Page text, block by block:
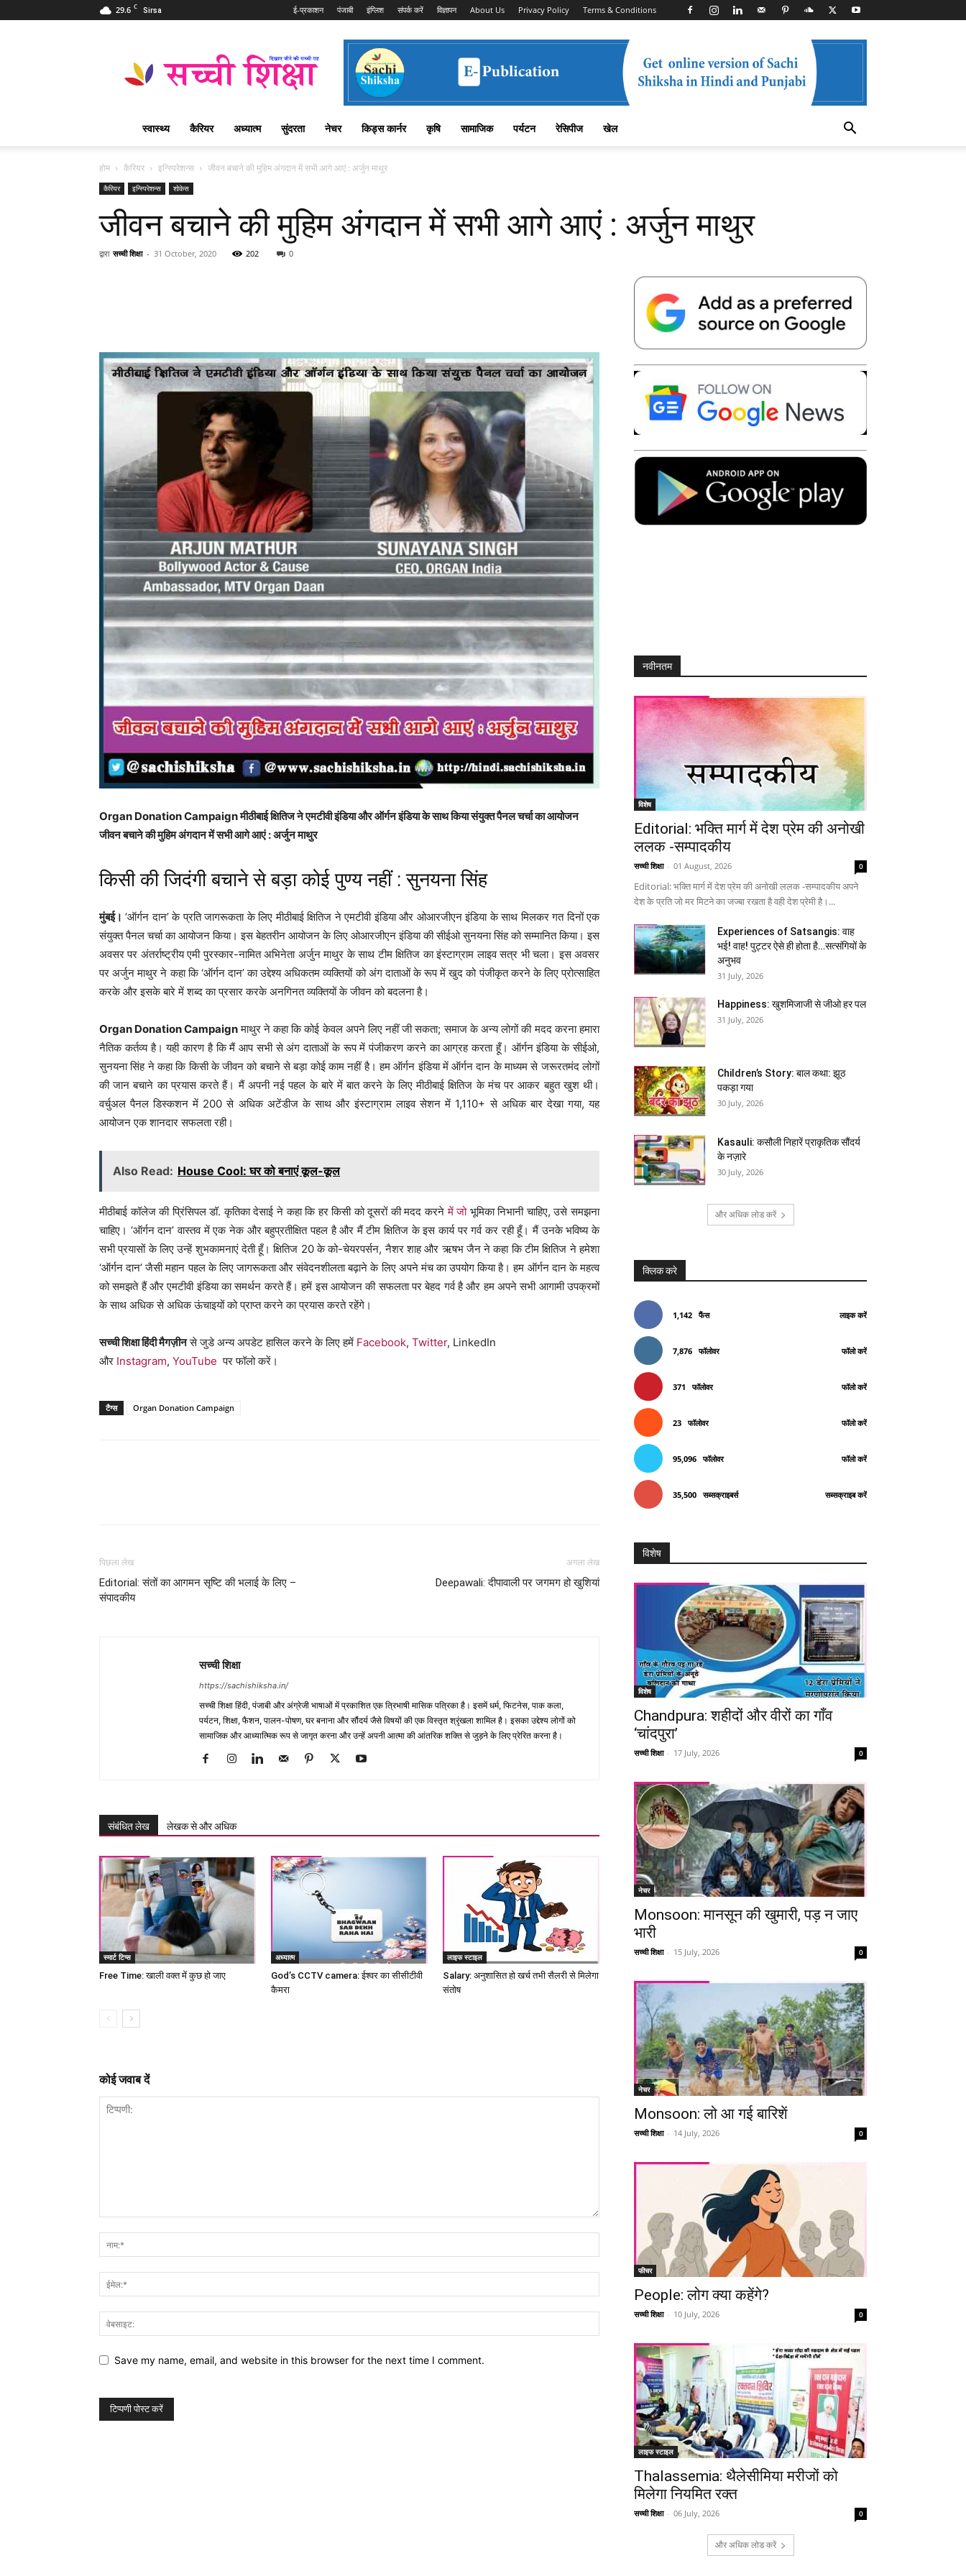
29.6 C Sirsa ई-प्रकाशन पंजाबी इंग्लिश संपर्क करें विज्ञापन About Us Privacy Policy Terms & Conditions
Shiksha
शिक्षा
पत्रिका
स्वास्थ्य कैरियर अध्यात्म सुंदरता नेचर किड्स कार्नर कृषि सामाजिक पर्यटन रेसिपीज खेल
होम कैरियर इन्स्पिरेशन्स जीवन बचाने की मुहिम अंगदान में सभी आगे आएं : अर्जुन माथुर
कैरियर इन्स्पिरेशन्स शोकेस
जीवन बचाने की मुहिम अंगदान में सभी आगे आएं : अर्जुन माथुर
द्वारा सच्ची शिक्षा - 31 October, 2020 202 0
Telegram Copy URL
Organ Donation Campaign मीठीबाई क्षितिज ने एमटीवी इंडिया और ऑर्गन इंडिया के साथ किया संयुक्त पैनल चर्चा का आयोजन
जीवन बचाने की मुहिम अंगदान में सभी आगे आएं : अर्जुन माथुर
किसी की जिदंगी बचाने से बड़ा कोई पुण्य नहीं : सुनयना सिंह
मुंबई। ‘ऑर्गन दान’ के प्रति जागरूकता के लिए मीठीबाई क्षितिज ने एमटीवी इंडिया और ओआरजीएन इंडिया के साथ मिलकर गत दिनों एक
संयुक्त पैनल चर्चा का आयोजन किया। इस बेहतरीन आयोजन के लिए ओआरजीएन इंडिया की सीईओ सुनयना सिंह को सम्मानित किया। इस
अवसर पर अंतर्राष्ट्रीय एमी पुरस्कार-नामित अभिनेता अर्जुन माथुर के साथ टीम क्षितिज का इंस्टाग्राम लाइव सत्र भी चला। इस अवसर
पर अर्जुन माथुर ने कहा कि ‘ऑर्गन दान’ का उद्देश्य अधिकतम व्यक्तियों को अंग दाताओं के रूप में खुद को पंजीकृत करने के लिए प्रोत्साहित
करके और इसके बारे में शब्द का प्रसार करके अनगिनत व्यक्तियों के जीवन को बदलना है।
Organ Donation Campaignमाथुर ने कहा कि कोई केवल अपने लिए नहीं जी सकता; समाज के अन्य लोगों की मदद करना हमारा
नैतिक कर्तव्य है। यही कारण है कि मैं आप सभी से अंग दाताओं के रूप में पंजीकरण करने का आग्रह करता हूँ। ऑर्गन इंडिया के सीईओ,
सुनयना सिंह ने कहा कि किसी के जीवन को बचाने से बड़ा कोई काम नहीं है। हम ऑर्गन इंडिया में ऑर्गन दान के माध्यम से जरूरतमंद लोगों
की जान बचाने का प्रयास करते हैं। मैं अपनी नई पहल के बारे में बात करने के लिए मीठीबाई क्षितिज के मंच पर आकर बहुत खुश थी।
वर्चुअल पैनल डिस्कशन में 200 से अधिक अटेंडीज के साथ और इंस्टाग्राम लाइव सेशन में 1,110+ से अधिक बार देखा गया, यह
आयोजन एक शानदार सफलता रही।
Also Read: House Cool: घर को बनाएं कूल-कूल
मीठीबाई कॉलेज की प्रिंसिपल डॉ. कृतिका देसाई ने कहा कि हर किसी को दूसरों की मदद करनेमें जोभूमिका निभानी चाहिए, उसे समझना
चाहिए। ‘ऑर्गन दान’ वास्तव में एक नेक और बहुप्रतीक्षित पहल है और मैं टीम क्षितिज के इस कार्य पर गर्व कर रही हूँ। मैं उनके भविष्य के
सभी प्रयासों के लिए उन्हें शुभकामनाएं देती हूँ। क्षितिज 20 के को-चेयरपर्सन, नैशर शाह और ऋषभ जैन ने कहा कि टीम क्षितिज ने हमेशा
‘ऑर्गन दान’ जैसी महान पहल के लिए जागरूकता और संवेदनशीलता बढ़ाने के लिए अपने मंच का उपयोग किया है। हम ऑर्गन दान के महत्व
को समझते हैं और एमटीवी इंडिया का समर्थन करते हैं। हमें इस आयोजन की सफलता पर बेहद गर्व है और हम अपने सभी आगामी उपक्रमों
के साथ अधिक से अधिक ऊंचाइयों को प्राप्त करने का प्रयास करते रहेंगे।
सच्ची शिक्षा हिंदी मैगज़ीनसे जुडे अन्य अपडेट हासिल करने के लिए हमें Facebook, Twitter, LinkedIn
और Instagram, YouTube पर फॉलो करें।
टैग्स Organ Donation Campaign
Telegram
पिछला लेख
Editorial: संतों का आगमन सृष्टि की भलाई के लिए –
संपादकीय
अगला लेख
Deepawali: दीपावाली पर जगमग हो खुशियां
सच्ची शिक्षा
https://sachishiksha.in/
सच्ची शिक्षा हिंदी, पंजाबी और अंग्रेजी भाषाओं में प्रकाशित एक त्रिभाषी मासिक पत्रिका है। इसमें धर्म, फिटनेस, पाक कला,
पर्यटन, शिक्षा, फैशन, पालन-पोषण, घर बनाना और सौंदर्य जैसे विषयों की एक विस्तृत श्रृंखला शामिल है। इसका उद्देश्य लोगों को
सामाजिक और आध्यात्मिक रूप से जागृत करना और उन्हें अपनी आत्मा की आंतरिक शक्ति से जुड़ने के लिए प्रेरित करना है।
संबंधित लेख लेखक से और अधिक
स्मार्ट टिप्स
Free Time: खाली वक्त में कुछ हो जाए
अध्यात्म
God’s CCTV camera: ईश्वर का सीसीटीवी
कैमरा
लाइफ स्टाइल
Salary: अनुशासित हो खर्च तभी सैलरी से मिलेगा
संतोष
कोई जवाब दें
Save my name, email, and website in this browser for the next time I comment.
नवीनतम
विशेष
Editorial: भक्ति मार्ग में देश प्रेम की अनोखी
ललक -सम्पादकीय
सच्ची शिक्षा - 01 August, 2026 0
Editorial: भक्ति मार्ग में देश प्रेम की अनोखी ललक -सम्पादकीय अपने
देश के प्रति जो मर मिटने का जज्बा रखता है वही देश प्रेमी है।...
Experiences of Satsangis: वाह
भई! वाह! पुट्टर ऐसे ही होता है…सत्संगियों के
अनुभव
31 July, 2026
Happiness: खुशमिजाजी से जीओ हर पल
31 July, 2026
Children’s Story: बाल कथा: झूठ
पकड़ा गया
30 July, 2026
Kasauli: कसौली निहारें प्राकृतिक सौंदर्य
के नज़ारे
30 July, 2026
और अधिक लोड करें
क्लिक करे
1,142 फैंस लाइक करें
7,876 फॉलोवर फॉलो करें
371 फॉलोवर फॉलो करें
23 फॉलोवर फॉलो करें
95,096 फॉलोवर फॉलो करें
35,500 सब्सक्राइबर्स सब्सक्राइब करें
विशेष
विशेष
Chandpura: शहीदों और वीरों का गाँव
‘चांदपुरा’
सच्ची शिक्षा - 17 July, 2026 0
नेचर
Monsoon: मानसून की खुमारी, पड़ न जाए
भारी
सच्ची शिक्षा - 15 July, 2026 0
नेचर
Monsoon: लो आ गई बारिशें
सच्ची शिक्षा - 14 July, 2026 0
फीचर
People: लोग क्या कहेंगे?
सच्ची शिक्षा - 10 July, 2026 0
लाइफ स्टाइल
Thalassemia: थैलेसीमिया मरीजों को
मिलेगा नियमित रक्त
सच्ची शिक्षा - 06 July, 2026 0
और अधिक लोड करें